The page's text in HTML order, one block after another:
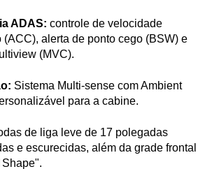
ADAS: controle de velocidade
(ACC), alerta de ponto cego (BSW) e
(MVC).
Sistema Multi-sense com Ambient
para a cabine.
de liga leve de 17 polegadas
e escurecidas, além da grade frontal